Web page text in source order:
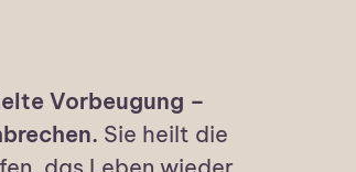
Vorbeugung –
Sie heilt die